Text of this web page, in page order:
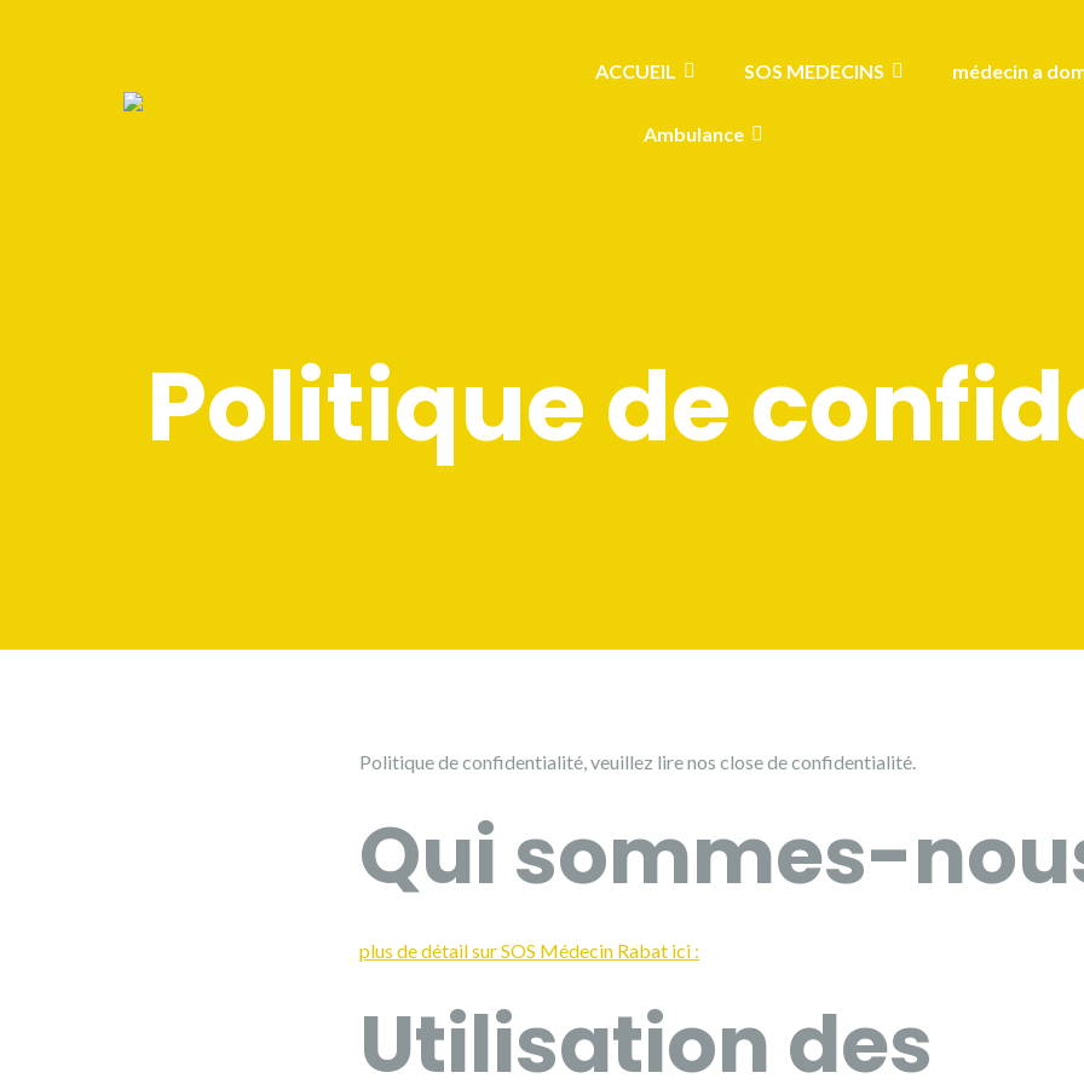
ACCUEIL SOS MEDECINS médecin a
Ambulance
Politique de
Politique de confidentialité, veuillez lire nos close de confidentialité.
Qui sommes-
plus de détail sur SOS Médecin Rabat ici :
Utilisation des